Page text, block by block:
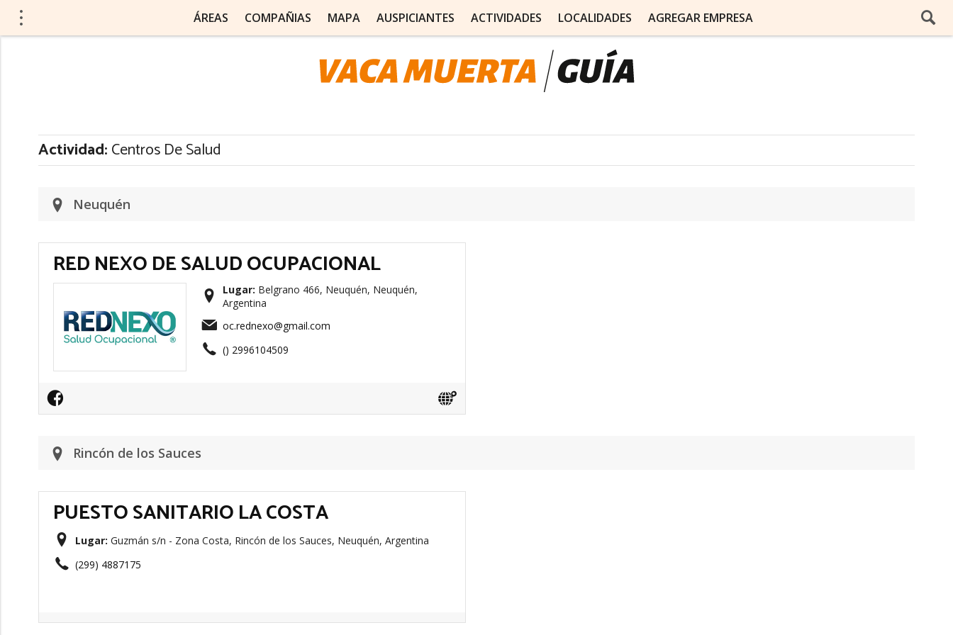
ÁREAS COMPAÑIAS MAPA AUSPICIANTES ACTIVIDADES LOCALIDADES AGREGAR EMPRESA
Actividad:Centros De Salud
Neuquén
RED NEXO DE SALUD OCUPACIONAL
Lugar: Belgrano 466, Neuquén, Neuquén,
Argentina
oc.rednexo@gmail.com
() 2996104509
Rincón de los Sauces
PUESTO SANITARIO LA COSTA
Lugar: Guzmán s/n - Zona Costa, Rincón de los Sauces, Neuquén, Argentina
(299) 4887175